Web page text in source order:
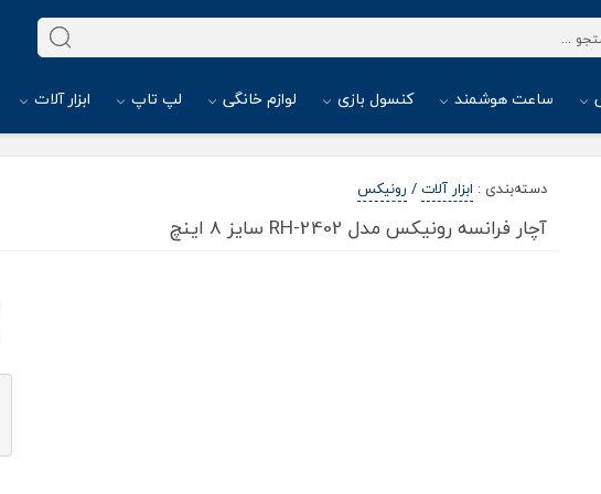
ساعت هوشمند کنسول بازی لوازم خانگی لپ تاپ ابزار آلات
دسته‌بندی : ابزار آلات/ رونیکس
آچار فرانسه رونیکس مدل RH-2402 سایز 8 اینچ